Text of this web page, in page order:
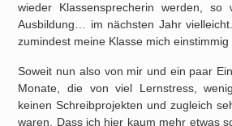
wieder Klassensprecherin werden,
Ausbildung… im nächsten Jahr
zumindest meine Klasse mich
Soweit nun also von mir und ein paar
Monate, die von viel Lernstress,
keinen Schreibprojekten und zugleich
waren. Dass ich hier kaum mehr etwas